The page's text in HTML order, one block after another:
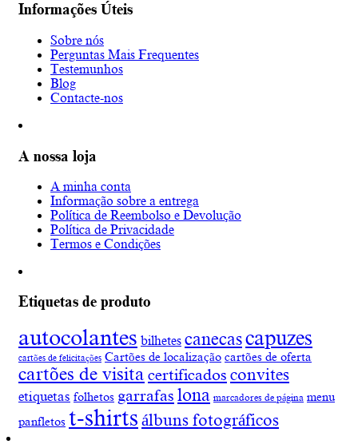
Informações Úteis
Sobre nós
Perguntas Mais Frequentes
Testemunhos
Blog
Contacte-nos
A nossa loja
A minha conta
Informação sobre a entrega
Política de Reembolso e Devolução
Política de Privacidade
Termos e Condições
Etiquetas de produto
autocolantes bilhetes canecascapuzes
cartões de felicitações Cartões de localização cartões de oferta
cartões de visita certificados convites
etiquetas folhetos garrafas lona marcadores de página menu
panfletos t-shirts álbuns fotográficos